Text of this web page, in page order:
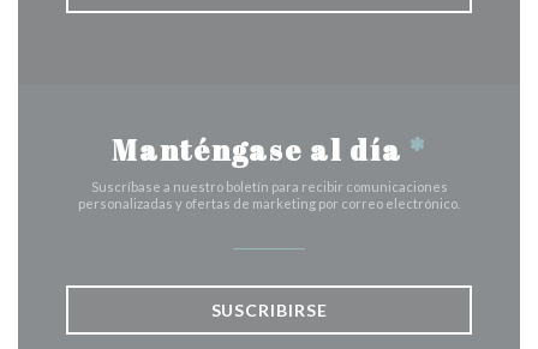
Manténgase al día *
Suscríbase a nuestro boletín para recibir comunicaciones
personalizadas y ofertas de marketing por correo electrónico.
SUSCRIBIRSE